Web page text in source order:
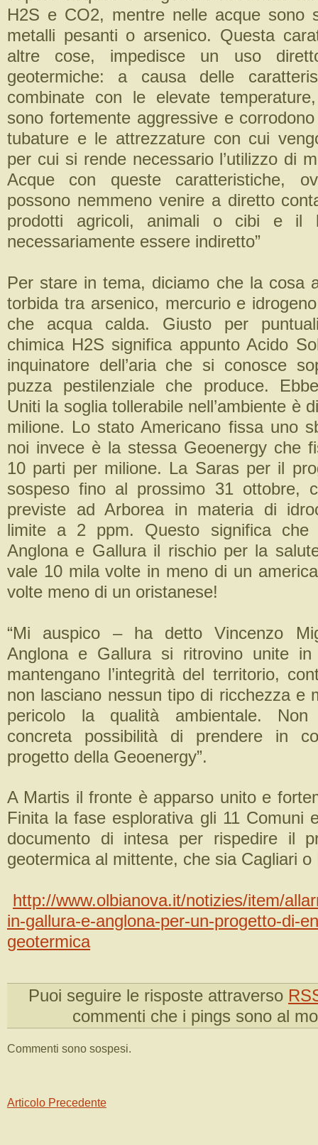
H2S e CO2, mentre nelle acque sono
metalli pesanti o arsenico. Questa
altre cose, impedisce un uso
geotermiche: a causa delle
combinate con le elevate
sono fortemente aggressive e
tubature e le attrezzature con cui
per cui si rende necessario l’utilizzo di
Acque con queste caratteristiche,
possono nemmeno venire a diretto
prodotti agricoli, animali o cibi e il
necessariamente essere indiretto”
Per stare in tema, diciamo che la cosa
torbida tra arsenico, mercurio e
che acqua calda. Giusto per
chimica H2S significa appunto Acido
inquinatore dell’aria che si conosce
puzza pestilenziale che produce.
Uniti la soglia tollerabile nell’ambiente è
milione. Lo stato Americano fissa uno
noi invece è la stessa Geoenergy che
10 parti per milione. La Saras per il
sospeso fino al prossimo 31 ottobre,
previste ad Arborea in materia di
limite a 2 ppm. Questo significa che
Anglona e Gallura il rischio per la
vale 10 mila volte in meno di un
volte meno di un oristanese!
“Mi auspico – ha detto Vincenzo
Anglona e Gallura si ritrovino unite
mantengano l’integrità del territorio,
non lasciano nessun tipo di ricchezza e
pericolo la qualità ambientale. Non
concreta possibilità di prendere in
progetto della Geoenergy”.
A Martis il fronte è apparso unito e
Finita la fase esplorativa gli 11 Comuni
documento di intesa per rispedire il
geotermica al mittente, che sia Cagliari o
http://www.olbianova.it/notizies/item/
in-gallura-e-anglona-per-un-progetto-di-
geotermica
Puoi seguire le risposte attraverso
commenti che i pings sono al
Commenti sono sospesi.
Articolo Precedente